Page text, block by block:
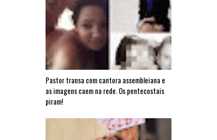
Pastor transa com cantora assembleiana e
as imagens caem na rede. Os pentecostais
piram!